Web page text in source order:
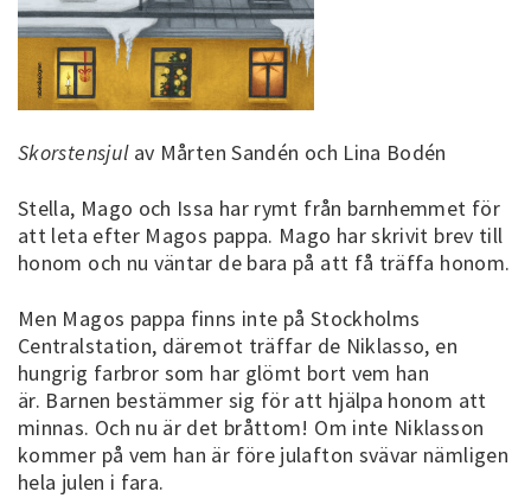
Skorstensjulav Mårten Sandén och Lina Bodén
Stella, Mago och Issa har rymt från barnhemmet för
att leta efter Magos pappa. Mago har skrivit brev till
honom och nu väntar de bara på att få träffa honom.
Men Magos pappa finns inte på Stockholms
Centralstation, däremot träffar de Niklasso, en
hungrig farbror som har glömt bort vem han
är. Barnen bestämmer sig för att hjälpa honom att
minnas. Och nu är det bråttom! Om inte Niklasson
kommer på vem han är före julafton svävar nämligen
hela julen i fara.